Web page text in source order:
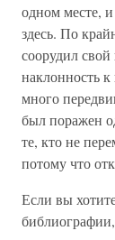
одном месте, и
здесь. По
соорудил
наклонность
много
был поражен
те, кто не
потому что
Если вы